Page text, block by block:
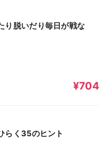
り脱いだり毎日が戦な
¥704
らく35のヒント